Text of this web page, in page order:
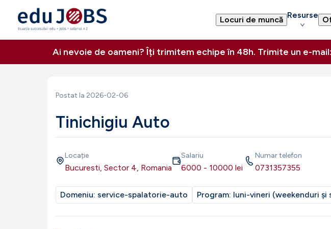
Locuri de muncă Resurse
Ai nevoie de oameni? Îți trimitem echipe în 48h. Trimite un e-
Postat la 2026-02-06
Tinichigiu Auto
Locație
Bucuresti, Sector 4, Romania
Salariu
6000 - 10000 lei
Numar telefon
0731357355
Domeniu: service-spalatorie-auto Program: luni-vineri (weekenduri și